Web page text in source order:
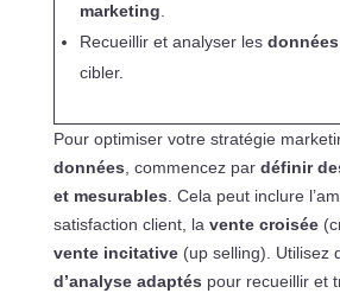
marketing
Recueillir et analyser les données
cibler.
Pour optimiser votre stratégie
données , commencez par définir
et mesurables . Cela peut inclure
satisfaction client, la vente croisée
vente incitative(up selling). Utilisez
d’analyse adaptés pour recueillir et